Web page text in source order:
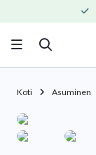
Koti Asuminen